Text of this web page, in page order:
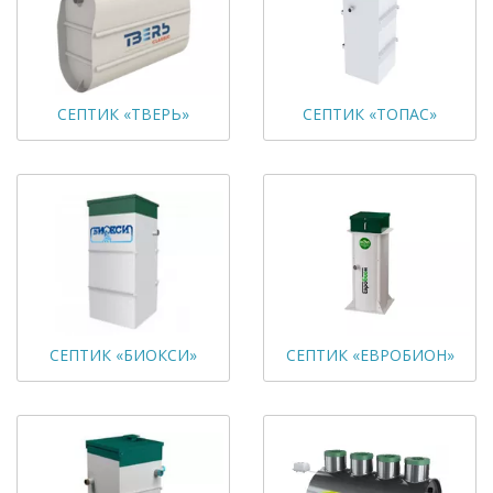
СЕПТИК «ТВЕРЬ» СЕПТИК «ТОПАС»
СЕПТИК «БИОКСИ» СЕПТИК «ЕВРОБИОН»